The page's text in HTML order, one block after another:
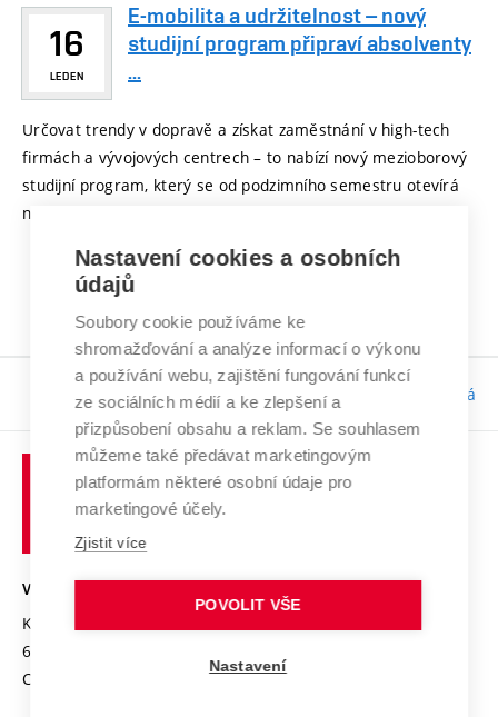
16
LEDEN
E-mobilita a udržitelnost – nový
studijní program připraví absolventy
...
Určovat trendy v dopravě a získat zaměstnání v high-tech
firmách a vývojových centrech – to nabízí nový mezioborový
studijní program, který se od podzimního semestru otevírá
na FEKT VUT. ...
1 2
Odpovědnost:Bc. Tereza Kučerová
VYSOKÉ UČENÍ TECHNICKÉ V BRNĚ
Kolejní 2906/4
612 00 Brno
Czech Republic
Nastavení cookies a osobních
údajů
Soubory cookie používáme ke
shromažďování a analýze informací o výkonu
a používání webu, zajištění fungování funkcí
ze sociálních médií a ke zlepšení a
přizpůsobení obsahu a reklam. Se souhlasem
můžeme také předávat marketingovým
platformám některé osobní údaje pro
marketingové účely.
Zjistit více
POVOLIT VŠE
Nastavení